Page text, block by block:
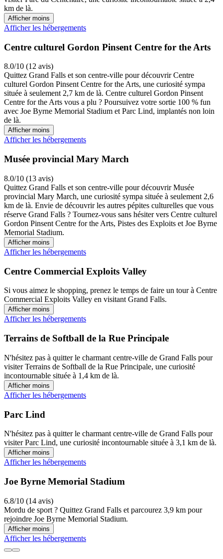
km de là.
Afficher moins
Afficher les hébergements
Centre culturel Gordon Pinsent Centre for the Arts
8.0/10 (12 avis)
Quittez Grand Falls et son centre-ville pour découvrir Centre
culturel Gordon Pinsent Centre for the Arts, une curiosité sympa
située à seulement 2,7 km de là. Centre culturel Gordon Pinsent
Centre for the Arts vous a plu ? Poursuivez votre sortie 100 % fun
avec Joe Byrne Memorial Stadium et Parc Lind, implantés non loin
de là.
Afficher moins
Afficher les hébergements
Musée provincial Mary March
8.0/10 (13 avis)
Quittez Grand Falls et son centre-ville pour découvrir Musée
provincial Mary March, une curiosité sympa située à seulement 2,6
km de là. Envie de découvrir les autres pépites culturelles que vous
réserve Grand Falls ? Tournez-vous sans hésiter vers Centre culturel
Gordon Pinsent Centre for the Arts, Pistes des Exploits et Joe Byrne
Memorial Stadium.
Afficher moins
Afficher les hébergements
Centre Commercial Exploits Valley
Si vous aimez le shopping, prenez le temps de faire un tour à Centre
Commercial Exploits Valley en visitant Grand Falls.
Afficher moins
Afficher les hébergements
Terrains de Softball de la Rue Principale
N'hésitez pas à quitter le charmant centre-ville de Grand Falls pour
visiter Terrains de Softball de la Rue Principale, une curiosité
incontournable située à 1,4 km de là.
Afficher moins
Afficher les hébergements
Parc Lind
N'hésitez pas à quitter le charmant centre-ville de Grand Falls pour
visiter Parc Lind, une curiosité incontournable située à 3,1 km de là.
Afficher moins
Afficher les hébergements
Joe Byrne Memorial Stadium
6.8/10 (14 avis)
Mordu de sport ? Quittez Grand Falls et parcourez 3,9 km pour
rejoindre Joe Byrne Memorial Stadium.
Afficher moins
Afficher les hébergements